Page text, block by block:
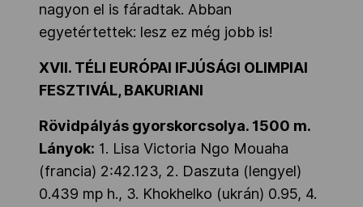
nagyon el is fáradtak. Abban
egyetértettek: lesz ez még jobb is!
XVII. TÉLI EURÓPAI IFJÚSÁGI OLIMPIAI
FESZTIVÁL, BAKURIANI
Rövidpályás gyorskorcsolya. 1500 m.
Lányok: 1. Lisa Victoria Ngo Mouaha
(francia) 2:42.123, 2. Daszuta (lengyel)
0.439 mp h., 3. Khokhelko (ukrán) 0.95, 4.